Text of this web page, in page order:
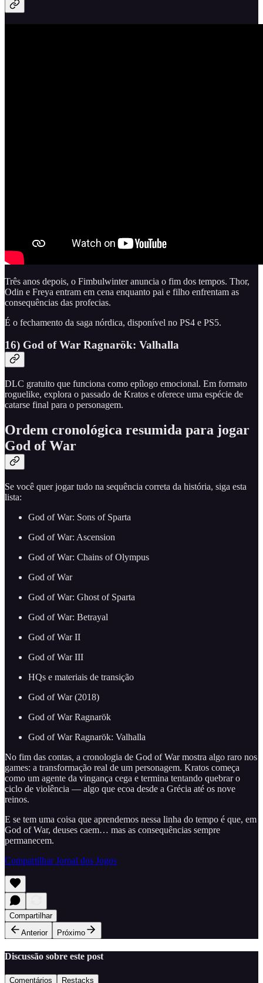
Três anos depois, o Fimbulwinter anuncia o fim dos tempos. Thor,
Odin e Freya entram em cena enquanto pai e filho enfrentam as
consequências das profecias.
É o fechamento da saga nórdica, disponível no PS4 e PS5.
16) God of War Ragnarök: Valhalla
DLC gratuito que funciona como epílogo emocional. Em formato
roguelike, explora o passado de Kratos e oferece uma espécie de
catarse final para o personagem.
Ordem cronológica resumida para jogar
God of War
Se você quer jogar tudo na sequência correta da história, siga esta
lista:
God of War: Sons of Sparta
God of War: Ascension
God of War: Chains of Olympus
God of War
God of War: Ghost of Sparta
God of War: Betrayal
God of War II
God of War III
HQs e materiais de transição
God of War (2018)
God of War Ragnarök
God of War Ragnarök: Valhalla
No fim das contas, a cronologia de God of War mostra algo raro nos
games: a transformação real de um personagem. Kratos começa
como um agente da vingança cega e termina tentando quebrar o
ciclo de violência — algo que ecoa desde a Grécia até os nove
reinos.
E se tem uma coisa que aprendemos nessa linha do tempo é que, em
God of War, deuses caem… mas as consequências sempre
permanecem.
Compartilhar Jornal dos Jogos
Compartilhar
Anterior
Próximo
Discussão sobre este post
Comentários Restacks